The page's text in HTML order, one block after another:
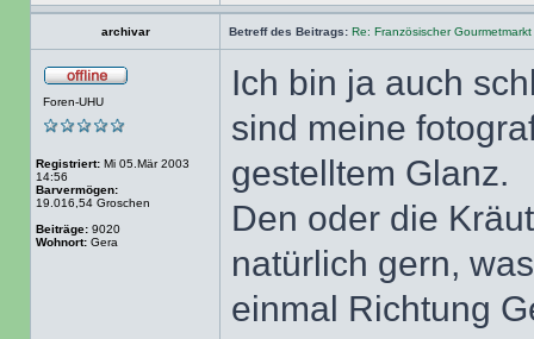
archivar Betreff des Beitrags: Re: Französischer Gourmetmarkt
Foren-UHU
Registriert: Mi 05.Mär 2003
14:56
Barvermögen:
19.016,54 Groschen
Beiträge: 9020
Wohnort: Gera
Ich bin ja auch
sind meine
gestelltem Glanz.
Den oder die
natürlich gern,
einmal Richtung